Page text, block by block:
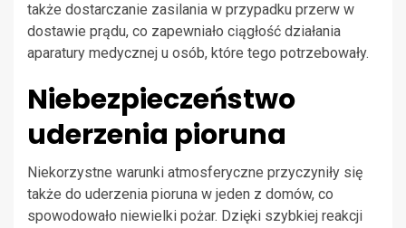
także dostarczanie zasilania w przypadku przerw w
dostawie prądu, co zapewniało ciągłość działania
aparatury medycznej u osób, które tego potrzebowały.
Niebezpieczeństwo
uderzenia pioruna
Niekorzystne warunki atmosferyczne przyczyniły się
także do uderzenia pioruna w jeden z domów, co
spowodowało niewielki pożar. Dzięki szybkiej reakcji